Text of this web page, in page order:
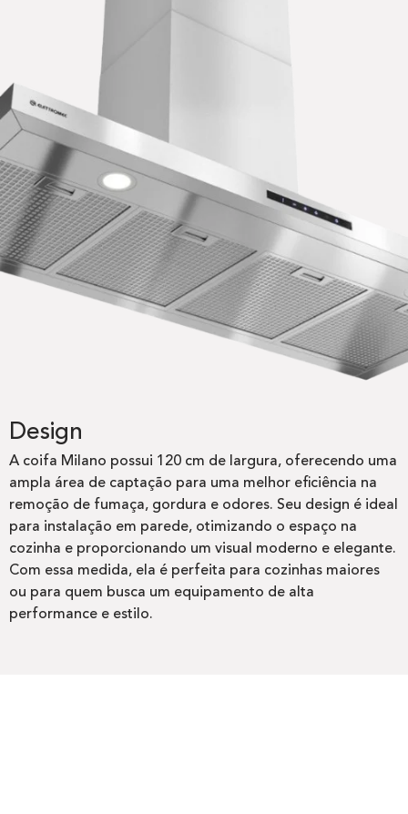
Design
A coifa Milano possui 120 cm de largura, oferecendo uma
ampla área de captação para uma melhor eficiência na
remoção de fumaça, gordura e odores. Seu design é ideal
para instalação em parede, otimizando o espaço na
cozinha e proporcionando um visual moderno e elegante.
Com essa medida, ela é perfeita para cozinhas maiores
ou para quem busca um equipamento de alta
performance e estilo.